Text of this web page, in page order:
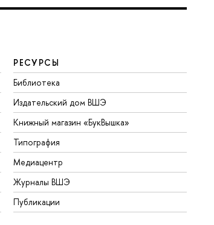
РЕСУРСЫ
Библиотека
Издательский дом ВШЭ
Книжный магазин «БукВышка»
Типография
Медиацентр
Журналы ВШЭ
Публикации